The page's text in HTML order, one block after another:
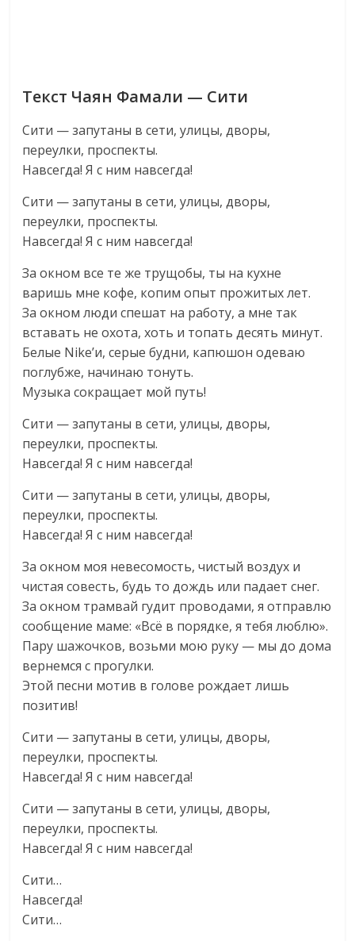
Текст Чаян Фамали — Сити
Сити — запутаны в сети, улицы, дворы,
переулки, проспекты.
Навсегда! Я с ним навсегда!
Сити — запутаны в сети, улицы, дворы,
переулки, проспекты.
Навсегда! Я с ним навсегда!
За окном все те же трущобы, ты на кухне
варишь мне кофе, копим опыт прожитых лет.
За окном люди спешат на работу, а мне так
вставать не охота, хоть и топать десять минут.
Белые Nike’и, серые будни, капюшон одеваю
поглубже, начинаю тонуть.
Музыка сокращает мой путь!
Сити — запутаны в сети, улицы, дворы,
переулки, проспекты.
Навсегда! Я с ним навсегда!
Сити — запутаны в сети, улицы, дворы,
переулки, проспекты.
Навсегда! Я с ним навсегда!
За окном моя невесомость, чистый воздух и
чистая совесть, будь то дождь или падает снег.
За окном трамвай гудит проводами, я отправлю
сообщение маме: «Всё в порядке, я тебя люблю».
Пару шажочков, возьми мою руку — мы до дома
вернемся с прогулки.
Этой песни мотив в голове рождает лишь
позитив!
Сити — запутаны в сети, улицы, дворы,
переулки, проспекты.
Навсегда! Я с ним навсегда!
Сити — запутаны в сети, улицы, дворы,
переулки, проспекты.
Навсегда! Я с ним навсегда!
Сити…
Навсегда!
Сити…